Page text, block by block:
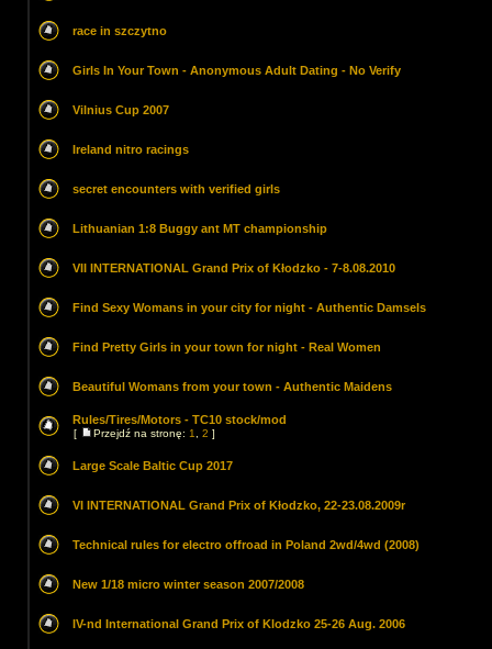
race in szczytno
Girls In Your Town - Anonymous Adult Dating - No Verify
Vilnius Cup 2007
Ireland nitro racings
secret encounters with verified girls
Lithuanian 1:8 Buggy ant MT championship
VII INTERNATIONAL Grand Prix of Kłodzko - 7-8.08.2010
Find Sexy Womans in your city for night - Authentic Damsels
Find Pretty Girls in your town for night - Real Women
Beautiful Womans from your town - Authentic Maidens
Rules/Tires/Motors - TC10 stock/mod
[ Przejdź na stronę: 1 2 ]
Large Scale Baltic Cup 2017
VI INTERNATIONAL Grand Prix of Kłodzko, 22-23.08.2009r
Technical rules for electro offroad in Poland 2wd/4wd (2008)
New 1/18 micro winter season 2007/2008
IV-nd International Grand Prix of Klodzko 25-26 Aug. 2006